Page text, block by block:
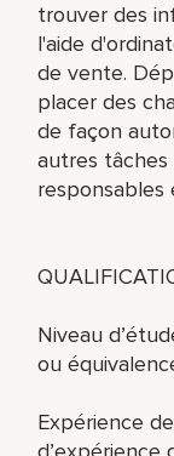
trouver des
l'aide
de vente.
placer des
de façon
autres tâches
Niveau
ou
Expérience
d’expérience